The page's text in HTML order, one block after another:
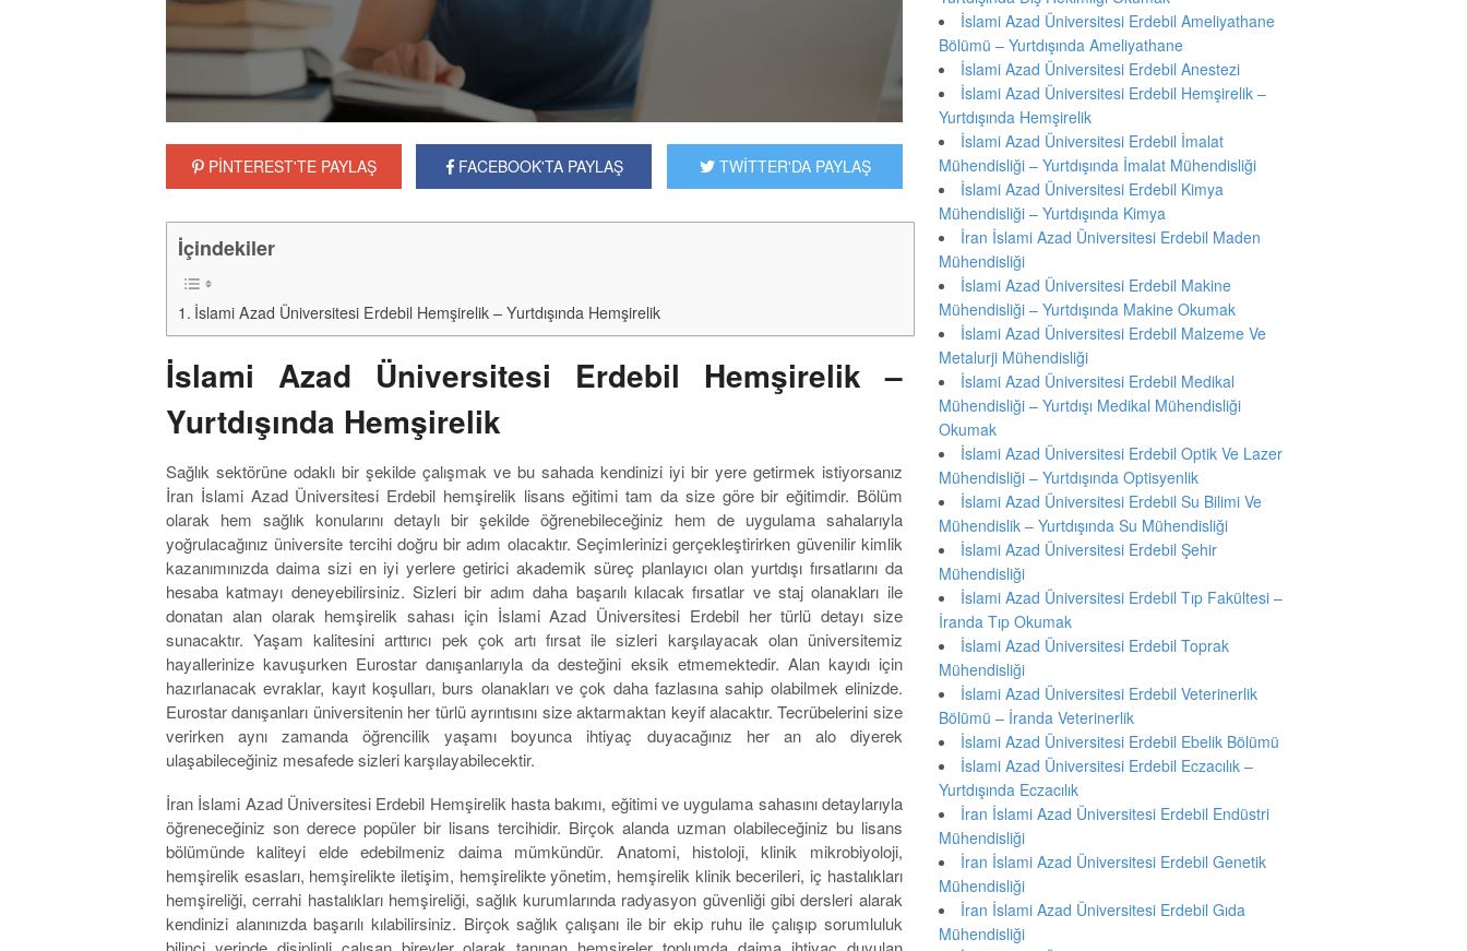
PİNTEREST'TE PAYLAŞ FACEBOOK'TA PAYLAŞ TWİTTER'DA PAYLAŞ
İçindekiler
İslami Azad Üniversitesi Erdebil Hemşirelik – Yurtdışında Hemşirelik
İslami Azad Üniversitesi Erdebil Hemşirelik –
Yurtdışında Hemşirelik
Sağlık sektörüne odaklı bir şekilde çalışmak ve bu sahada kendinizi iyi bir yere getirmek istiyorsanız
İran İslami Azad Üniversitesi Erdebil hemşirelik lisans eğitimi tam da size göre bir eğitimdir. Bölüm
olarak hem sağlık konularını detaylı bir şekilde öğrenebileceğiniz hem de uygulama sahalarıyla
yoğrulacağınız üniversite tercihi doğru bir adım olacaktır. Seçimlerinizi gerçekleştirirken güvenilir kimlik
kazanımınızda daima sizi en iyi yerlere getirici akademik süreç planlayıcı olan yurtdışı fırsatlarını da
hesaba katmayı deneyebilirsiniz. Sizleri bir adım daha başarılı kılacak fırsatlar ve staj olanakları ile
donatan alan olarak hemşirelik sahası için İslami Azad Üniversitesi Erdebil her türlü detayı size
sunacaktır. Yaşam kalitesini arttırıcı pek çok artı fırsat ile sizleri karşılayacak olan üniversitemiz
hayallerinize kavuşurken Eurostar danışanlarıyla da desteğini eksik etmemektedir. Alan kayıdı için
hazırlanacak evraklar, kayıt koşulları, burs olanakları ve çok daha fazlasına sahip olabilmek elinizde.
Eurostar danışanları üniversitenin her türlü ayrıntısını size aktarmaktan keyif alacaktır. Tecrübelerini size
verirken aynı zamanda öğrencilik yaşamı boyunca ihtiyaç duyacağınız her an alo diyerek
ulaşabileceğiniz mesafede sizleri karşılayabilecektir.
İran İslami Azad Üniversitesi Erdebil Hemşirelik hasta bakımı, eğitimi ve uygulama sahasını detaylarıyla
öğreneceğiniz son derece popüler bir lisans tercihidir. Birçok alanda uzman olabileceğiniz bu lisans
bölümünde kaliteyi elde edebilmeniz daima mümkündür. Anatomi, histoloji, klinik mikrobiyoloji,
hemşirelik esasları, hemşirelikte iletişim, hemşirelikte yönetim, hemşirelik klinik becerileri, iç hastalıkları
hemşireliği, cerrahi hastalıkları hemşireliği, sağlık kurumlarında radyasyon güvenliği gibi dersleri alarak
kendinizi alanınızda başarılı kılabilirsiniz. Birçok sağlık çalışanı ile bir ekip ruhu ile çalışıp sorumluluk
İslami Azad Üniversitesi Erdebil Ameliyathane
Bölümü – Yurtdışında Ameliyathane
İslami Azad Üniversitesi Erdebil Anestezi
İslami Azad Üniversitesi Erdebil Hemşirelik –
Yurtdışında Hemşirelik
İslami Azad Üniversitesi Erdebil İmalat
Mühendisliği – Yurtdışında İmalat Mühendisliği
İslami Azad Üniversitesi Erdebil Kimya
Mühendisliği – Yurtdışında Kimya
İran İslami Azad Üniversitesi Erdebil Maden
Mühendisliği
İslami Azad Üniversitesi Erdebil Makine
Mühendisliği – Yurtdışında Makine Okumak
İslami Azad Üniversitesi Erdebil Malzeme Ve
Metalurji Mühendisliği
İslami Azad Üniversitesi Erdebil Medikal
Mühendisliği – Yurtdışı Medikal Mühendisliği
Okumak
İslami Azad Üniversitesi Erdebil Optik Ve Lazer
Mühendisliği – Yurtdışında Optisyenlik
İslami Azad Üniversitesi Erdebil Su Bilimi Ve
Mühendislik – Yurtdışında Su Mühendisliği
İslami Azad Üniversitesi Erdebil Şehir
Mühendisliği
İslami Azad Üniversitesi Erdebil Tıp Fakültesi –
İranda Tıp Okumak
İslami Azad Üniversitesi Erdebil Toprak
Mühendisliği
İslami Azad Üniversitesi Erdebil Veterinerlik
Bölümü – İranda Veterinerlik
İslami Azad Üniversitesi Erdebil Ebelik Bölümü
İslami Azad Üniversitesi Erdebil Eczacılık –
Yurtdışında Eczacılık
İran İslami Azad Üniversitesi Erdebil Endüstri
Mühendisliği
İran İslami Azad Üniversitesi Erdebil Genetik
Mühendisliği
İran İslami Azad Üniversitesi Erdebil Gıda
Mühendisliği